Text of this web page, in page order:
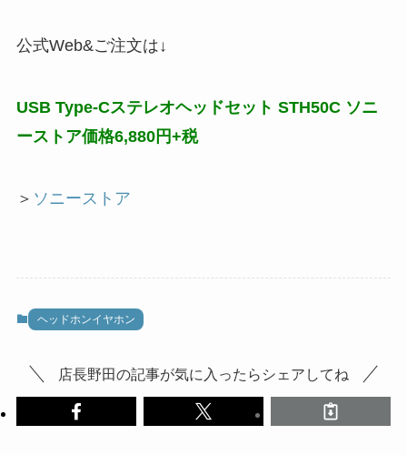
公式Web&ご注文は↓
USB Type-Cステレオヘッドセット STH50C ソニ
ーストア価格6,880円+税
＞ ソニーストア
ヘッドホンイヤホン
店長野田の記事が気に入ったらシェアしてね